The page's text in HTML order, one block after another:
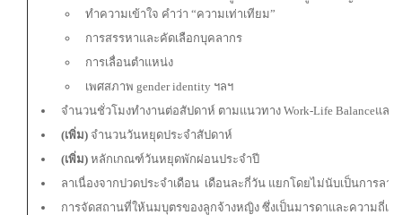
ทำความเข้าใจ คำว่า “ความเท่าเทียม”
การสรรหาและคัดเลือกบุคลากร
การเลื่อนตำแหน่ง
เพศสภาพ gender identity ฯลฯ
จำนวนชั่วโมงทำงานต่อสัปดาห์ ตามแนวทาง Work-Life Balanceและ
(เพิ่ม) จำนวนวันหยุดประจำสัปดาห์
(เพิ่ม) หลักเกณฑ์วันหยุดพักผ่อนประจำปี
ลาเนื่องจากปวดประจำเดือน เดือนละกี่วัน แยกโดยไม่นับเป็นการลา
การจัดสถานที่ให้นมบุตรของลูกจ้างหญิง ซึ่งเป็นมารดาและความถี่เว